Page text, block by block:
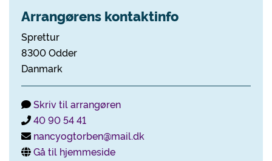
Arrangørens kontaktinfo
Sprettur
8300 Odder
Danmark
Skriv til arrangøren
40 90 54 41
nancyogtorben@mail.dk
Gå til hjemmeside